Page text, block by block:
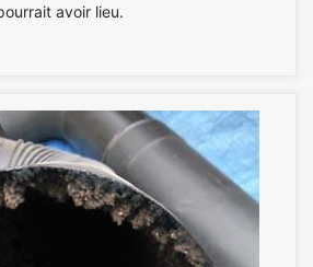
avoir lieu.